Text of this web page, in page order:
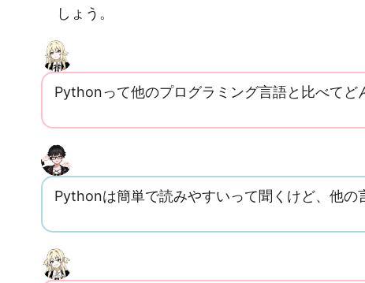
しょう。
Pythonって他のプログラミング言語と比べてど
Pythonは簡単で読みやすいって聞くけど、他の